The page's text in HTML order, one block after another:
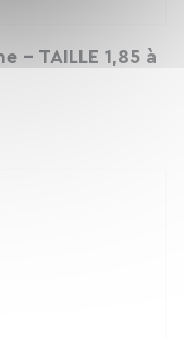
- TAILLE 1,85 à